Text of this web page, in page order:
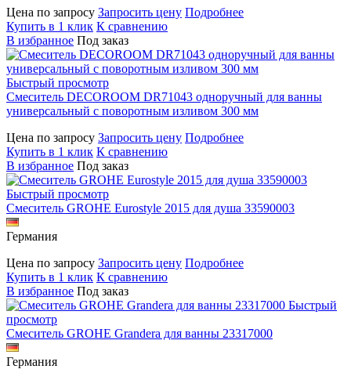
Цена по запросу Запросить цену Подробнее
Купить в 1 клик К сравнению
В избранное Под заказ
Быстрый просмотр
Смеситель DECOROOM DR71043 одноручный для ванны
универсальный с поворотным изливом 300 мм
Цена по запросу Запросить цену Подробнее
Купить в 1 клик К сравнению
В избранное Под заказ
Быстрый просмотр
Смеситель GROHE Eurostyle 2015 для душа 33590003
Германия
Цена по запросу Запросить цену Подробнее
Купить в 1 клик К сравнению
В избранное Под заказ
Быстрый
просмотр
Смеситель GROHE Grandera для ванны 23317000
Германия